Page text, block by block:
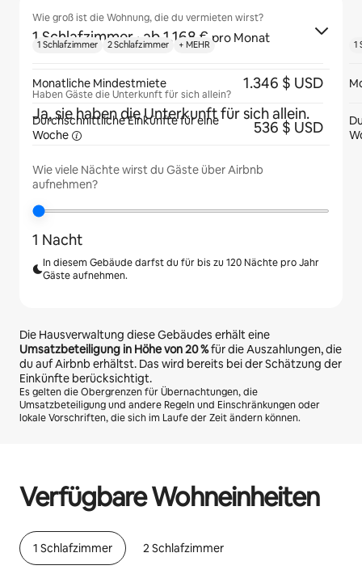
Wie groß ist die Wohnung, die du vermieten wirst?
1 Schlafzimmer · ab 1.168 € pro Monat
Haben Gäste die Unterkunft für sich allein?
Ja, sie haben die Unterkunft für sich allein.
Wie viele Nächte wirst du Gäste über Airbnb
aufnehmen?
1 Nacht
In diesem Gebäude darfst du für bis zu 120 Nächte pro Jahr
Gäste aufnehmen.
Die Hausverwaltung diese Gebäudes erhält eine
Umsatzbeteiligung in Höhe von20 %für die Auszahlungen, die
du auf Airbnb erhältst. Das wird bereits bei der Schätzung der
Einkünfte berücksichtigt.
Es gelten die Obergrenzen für Übernachtungen, die
Umsatzbeteiligung und andere Regeln und Einschränkungen oder
lokale Vorschriften, die sich im Laufe der Zeit ändern können.
Verfügbare Wohneinheiten
1 Schlafzimmer 2 Schlafzimmer
1 Schlafzimmer 2 Schlafzimmer + MEHR
Monatliche Mindestmiete 1.346 $ USD
Durchschnittliche Einkünfte für eine
Woche
536 $ USD
1